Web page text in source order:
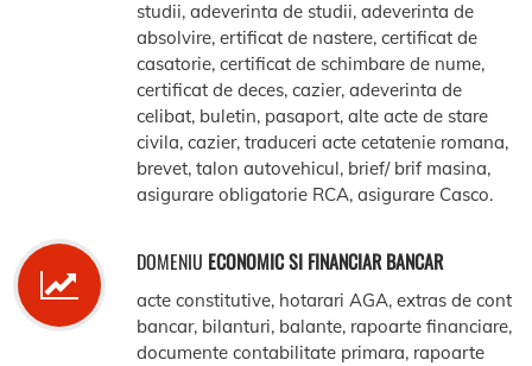
studii, adeverinta de studii, adeverinta de
absolvire, ertificat de nastere, certificat de
casatorie, certificat de schimbare de nume,
certificat de deces, cazier, adeverinta de
celibat, buletin, pasaport, alte acte de stare
civila, cazier, traduceri acte cetatenie romana,
brevet, talon autovehicul, brief/ brif masina,
asigurare obligatorie RCA, asigurare Casco.
DOMENIU ECONOMIC SI FINANCIAR BANCAR
acte constitutive, hotarari AGA, extras de cont
bancar, bilanturi, balante, rapoarte financiare,
documente contabilitate primara, rapoarte